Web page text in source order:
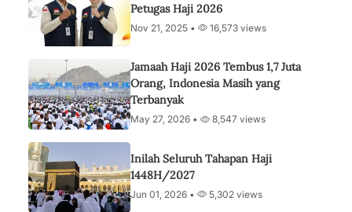
Petugas Haji 2026
Nov 21, 2025 • 16,573 views
Jamaah Haji 2026 Tembus 1,7 Juta
Orang, Indonesia Masih yang
Terbanyak
May 27, 2026 • 8,547 views
Inilah Seluruh Tahapan Haji
1448H/2027
Jun 01, 2026 • 5,302 views